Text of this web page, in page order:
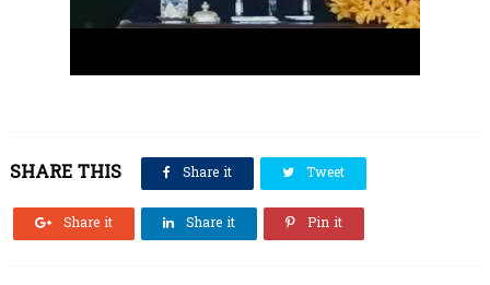
SHARE THIS Share it Tweet
Share it Share it Pin it